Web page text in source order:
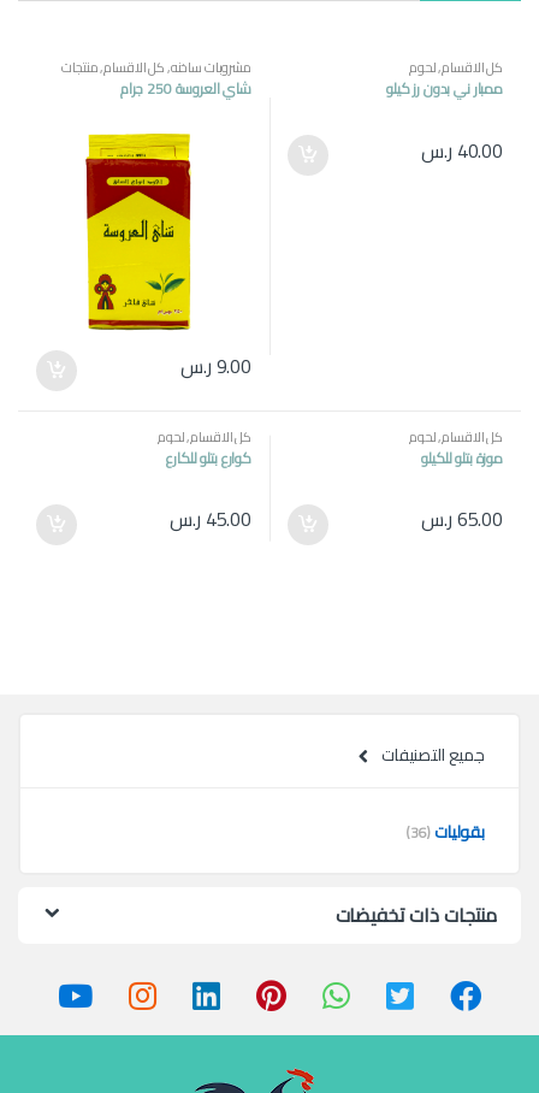
كل الاقسام,لحوم
ممبار ني بدون رز كيلو
40.00 ر.س
مشروبات ساخنه,كل الاقسام,منتجات
مصرية
شاي العروسة 250 جرام
9.00ر.س
كل الاقسام,لحوم
موزة بتلو للكيلو
65.00ر.س
كل الاقسام,لحوم
كوارع بتلو للكارع
45.00 ر.س
جميع التصنيفات
بقوليات(36)
منتجات ذات تخفيضات